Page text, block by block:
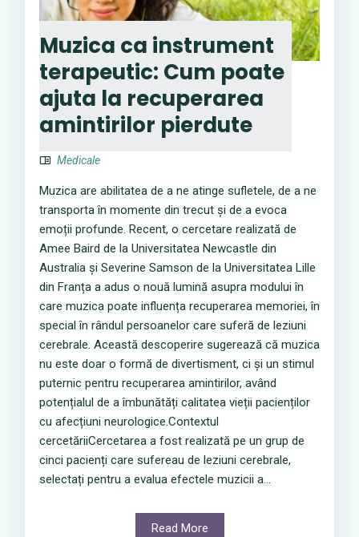
Muzica ca instrument
terapeutic: Cum poate
ajuta la recuperarea
amintirilor pierdute
Medicale
Muzica are abilitatea de a ne atinge sufletele, de a ne
transporta în momente din trecut și de a evoca
emoții profunde. Recent, o cercetare realizată de
Amee Baird de la Universitatea Newcastle din
Australia și Severine Samson de la Universitatea Lille
din Franța a adus o nouă lumină asupra modului în
care muzica poate influența recuperarea memoriei, în
special în rândul persoanelor care suferă de leziuni
cerebrale. Această descoperire sugerează că muzica
nu este doar o formă de divertisment, ci și un stimul
puternic pentru recuperarea amintirilor, având
potențialul de a îmbunătăți calitatea vieții pacienților
cu afecțiuni neurologice.Contextul
cercetăriiCercetarea a fost realizată pe un grup de
cinci pacienți care sufereau de leziuni cerebrale,
selectați pentru a evalua efectele muzicii a...
Read More